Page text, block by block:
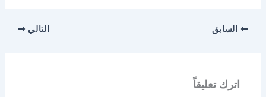
السابق التالي
اترك تعليقاً